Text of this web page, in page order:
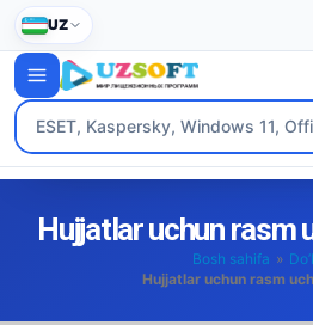
UZ
Hujjatlar uchun rasm
Bosh sahifa »
Hujjatlar uchun rasm